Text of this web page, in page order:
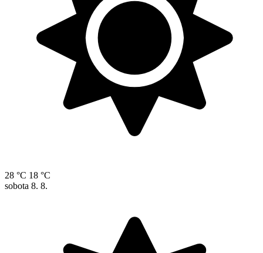
28 °C 18 °C
sobota 8. 8.